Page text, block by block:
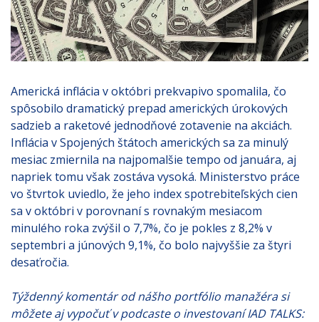
Americká inflácia v októbri prekvapivo spomalila, čo
spôsobilo dramatický prepad amerických úrokových
sadzieb a raketové jednodňové zotavenie na akciách.
Inflácia v Spojených štátoch amerických sa za minulý
mesiac zmiernila na najpomalšie tempo od januára, aj
napriek tomu však zostáva vysoká. Ministerstvo práce
vo štvrtok uviedlo, že jeho index spotrebiteľských cien
sa v októbri v porovnaní s rovnakým mesiacom
minulého roka zvýšil o 7,7%, čo je pokles z 8,2% v
septembri a júnových 9,1%, čo bolo najvyššie za štyri
desaťročia.
Týždenný komentár od nášho portfólio manažéra si
môžete aj vypočuť v podcaste o investovaní IAD TALKS: